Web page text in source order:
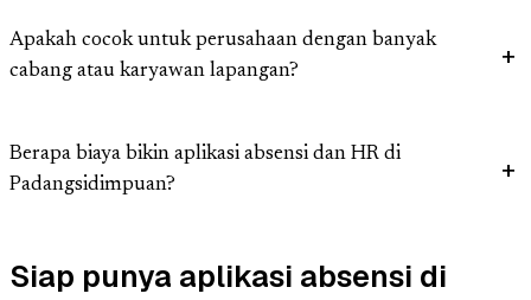
Apakah cocok untuk perusahaan dengan banyak
cabang atau karyawan lapangan?
Berapa biaya bikin aplikasi absensi dan HR di
Padangsidimpuan?
Siap punya aplikasi absensi di